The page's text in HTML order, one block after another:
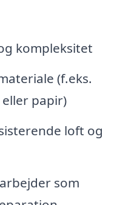
kompleksitet
(f.eks.
papir)
loft og
som